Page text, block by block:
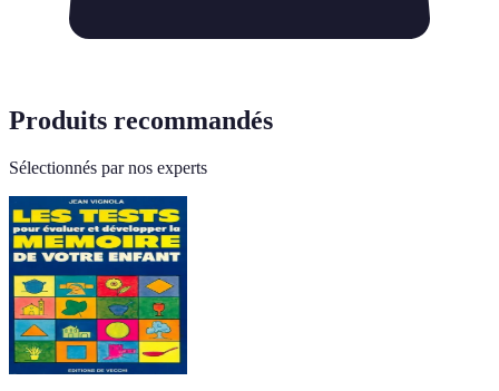
Produits recommandés
Sélectionnés par nos experts